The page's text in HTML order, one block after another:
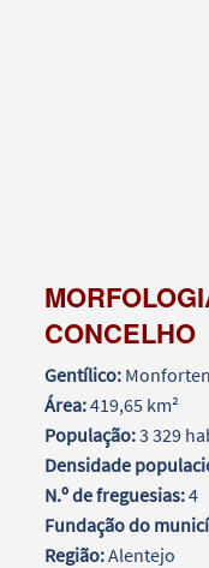
CONCELHO
Gentílico:
Área:419,65 km²
População:3 329
Densidade
N.º de freguesias:4
Fundação do
Região:Alentejo